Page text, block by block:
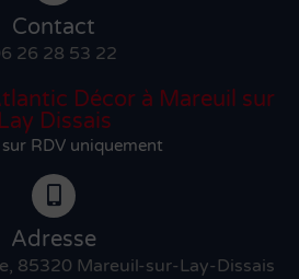
Contact
26 28 53 22
Décor à Mareuil sur
Lay Dissais
RDV uniquement
Adresse
85320 Mareuil-sur-Lay-Dissais